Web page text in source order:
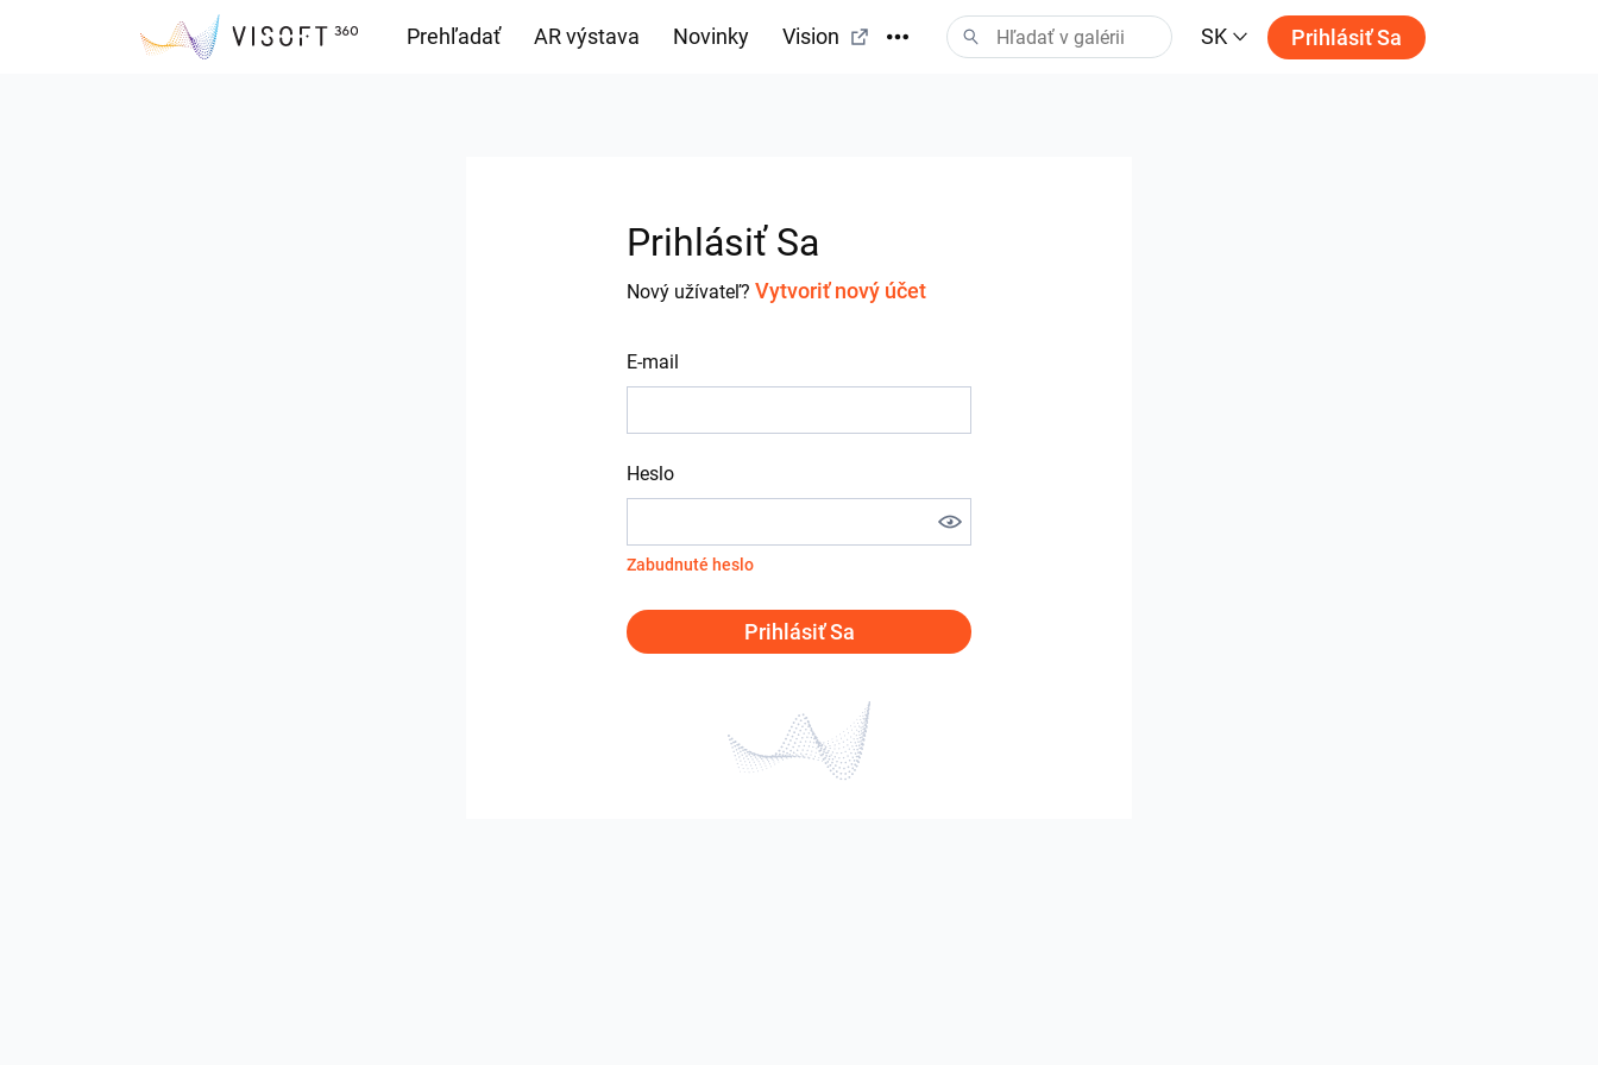
Prehľadať AR výstava Novinky Vision SK Prihlásiť Sa
Prihlásiť Sa
Nový užívateľ? Vytvoriť nový účet
E-mail
Heslo
Zabudnuté heslo
Prihlásiť Sa